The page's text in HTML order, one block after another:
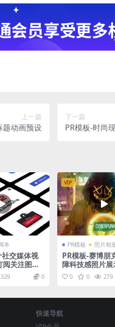
上一篇
题动画预设
下一篇
PR模板-时尚
本
交媒体视
关注图形
Elemen
Pro
329 0
VIP
PR模板 照片相
PR模板-赛博朋
障科技感照片展
0 0 279
快速导航